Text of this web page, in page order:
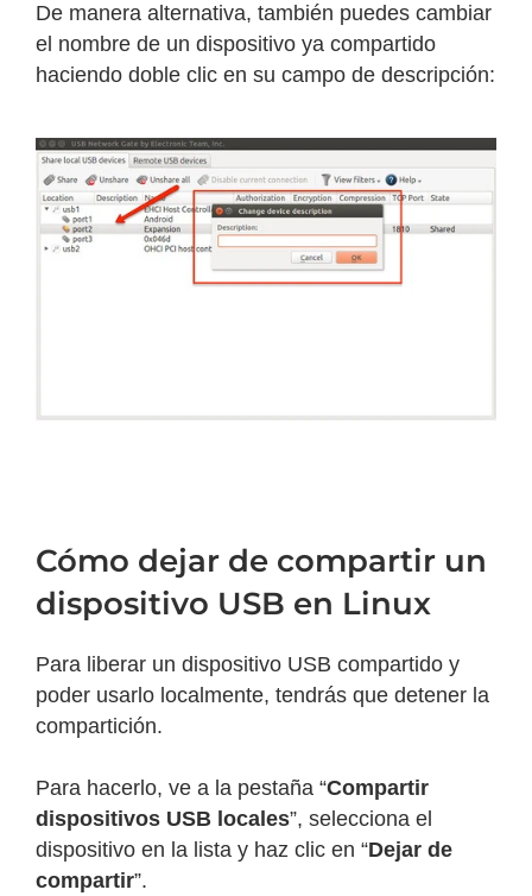
De manera alternativa, también puedes cambiar
el nombre de un dispositivo ya compartido
haciendo doble clic en su campo de descripción:
Cómo dejar de compartir un
dispositivo USB en Linux
Para liberar un dispositivo USB compartido y
poder usarlo localmente, tendrás que detener la
compartición.
Para hacerlo, ve a la pestaña “Compartir
dispositivos USB locales”, selecciona el
dispositivo en la lista y haz clic en “Dejar de
compartir”.